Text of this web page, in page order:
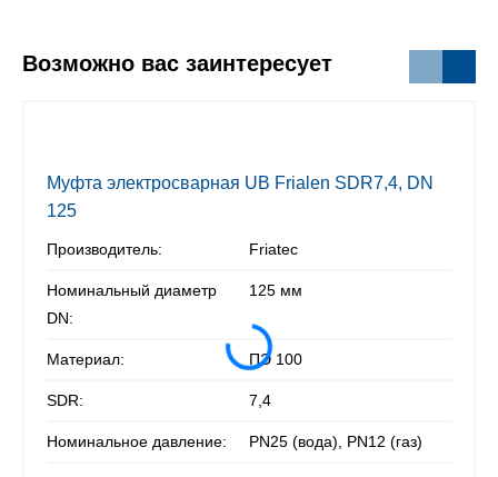
Возможно вас заинтересует
Муфта электросварная UB Frialen SDR7,4, DN
125
Производитель: Friatec
Номинальный диаметр
DN:
125 мм
Материал: ПЭ 100
SDR: 7,4
Номинальное давление: PN25 (вода), PN12 (газ)